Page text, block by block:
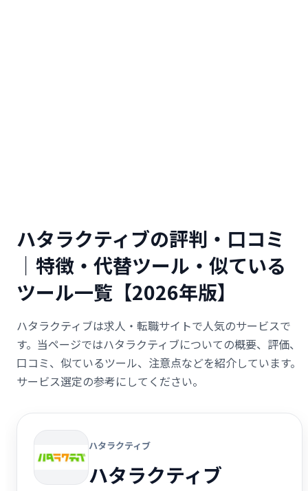
ハタラクティブの評判・口コミ
｜特徴・代替ツール・似ている
ツール一覧【2026年版】
ハタラクティブは求人・転職サイトで人気のサービスで
す。当ページではハタラクティブについての概要、評価、
口コミ、似ているツール、注意点などを紹介しています。
サービス選定の参考にしてください。
ハタラクティブ
ハタラクティブ